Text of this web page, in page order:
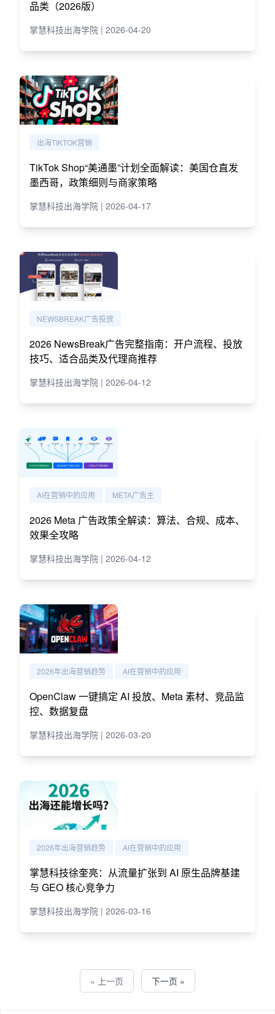
品类（2026版）
掌慧科技出海学院 | 2026-04-20
出海TIKTOK营销
TikTok Shop“美通墨”计划全面解读：美国仓直发
墨西哥，政策细则与商家策略
掌慧科技出海学院 | 2026-04-17
NEWSBREAK广告投放
2026 NewsBreak广告完整指南：开户流程、投放
技巧、适合品类及代理商推荐
掌慧科技出海学院 | 2026-04-12
AI在营销中的应用 META广告主
2026 Meta 广告政策全解读：算法、合规、成本、
效果全攻略
掌慧科技出海学院 | 2026-04-12
2026年出海营销趋势 AI在营销中的应用
OpenClaw 一键搞定 AI 投放、Meta 素材、竞品监
控、数据复盘
掌慧科技出海学院 | 2026-03-20
2026年出海营销趋势 AI在营销中的应用
掌慧科技徐奎亮：从流量扩张到 AI 原生品牌基建
与 GEO 核心竞争力
掌慧科技出海学院 | 2026-03-16
« 上一页 下一页 »